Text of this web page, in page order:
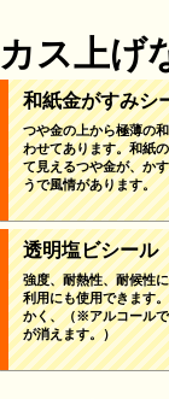
カス上げ
和紙金がすみシ
つや金の上から極薄の
わせてあります。和紙
て見えるつや金が、か
うで風情があります。
透明塩ビシール
強度、耐熱性、耐候性
利用にも使用できます
かく、（※アルコール
が消えます。）